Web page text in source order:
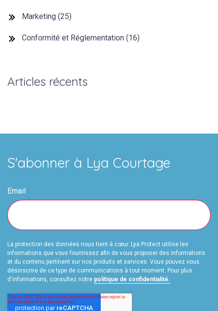
Marketing (25)
Conformité et Réglementation (16)
Articles récents
S'abonner à Lya Courtage
Email
La protection des données nous tient à cœur. Lya Protect utilise les
informations que vous fournissez afin de vous proposer des informations
et du contenu pertinent sur nos produits et services. Vous pouvez vous
désinscrire de ce type de communications à tout moment. Pour plus
d'informations, consultez notre politique de confidentialité.